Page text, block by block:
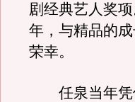
剧经典艺人奖
年，与精品的
荣幸。
任泉当年凭